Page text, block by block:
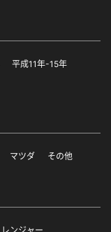
平成11年-15年
マツダ その他